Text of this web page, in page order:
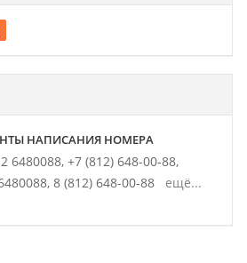
НАПИСАНИЯ НОМЕРА
6480088, +7 (812) 648-00-88,
8 (812) 648-00-88 ещё...